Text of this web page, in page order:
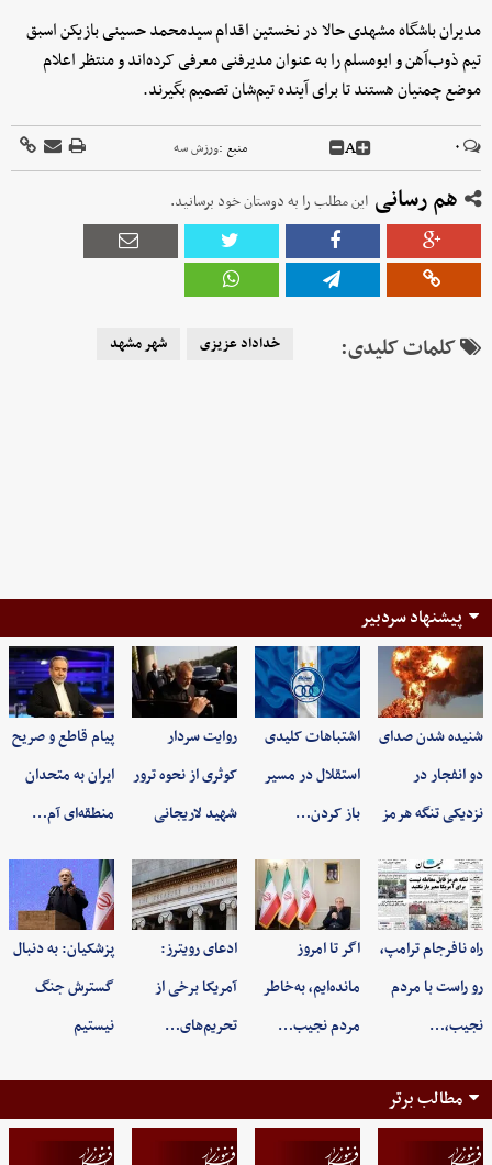
مدیران باشگاه مشهدی حالا در نخستین اقدام سیدمحمد حسینی بازیکن اسبق
تیم ذوب‌آهن و ابومسلم را به عنوان مدیرفنی معرفی کرده‌اند و منتظر اعلام
موضع چمنیان هستند تا برای آینده تیم‌شان تصمیم بگیرند.
۰ A منبع :ورزش سه
هم رسانی این مطلب را به دوستان خود برسانید.
کلمات کلیدی: خداداد عزیزی شهر مشهد
پیشنهاد سردبیر
شنیده شدن صدای
دو انفجار در
نزدیکی تنگه هرمز
اشتباهات کلیدی
استقلال در مسیر
باز کردن…
روایت سردار
کوثری از نحوه ترور
شهید لاریجانی
پیام قاطع و صریح
ایران به متحدان
منطقه‌ای آم…
راه نافرجام ترامپ،
رو راست با مردم
نجیب،…
اگر تا امروز
مانده‌ایم، به‌خاطر
مردم نجیب…
ادعای رویترز:
آمریکا برخی از
تحریم‌های…
پزشکیان: به‌ دنبال
گسترش جنگ
نیستیم
مطالب برتر